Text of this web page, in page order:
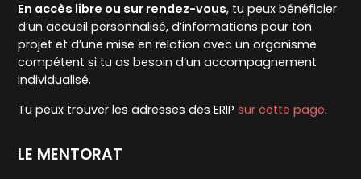
En accès libre ou sur rendez-vous, tu peux bénéficier
d’un accueil personnalisé, d’informations pour ton
projet et d’une mise en relation avec un organisme
compétent si tu as besoin d’un accompagnement
individualisé.
Tu peux trouver les adresses des ERIPsur cette page.
LE MENTORAT